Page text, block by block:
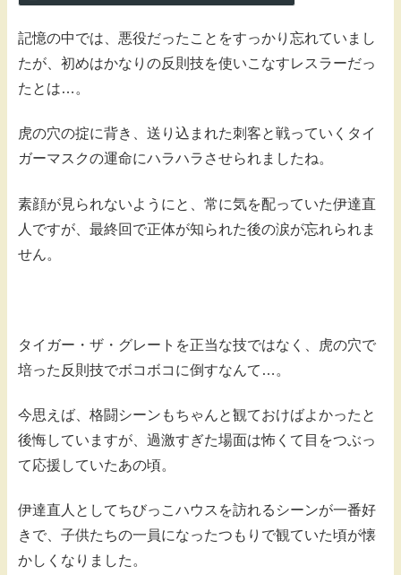
記憶の中では、悪役だったことをすっかり忘れていまし
たが、初めはかなりの反則技を使いこなすレスラーだっ
たとは…。
虎の穴の掟に背き、送り込まれた刺客と戦っていくタイ
ガーマスクの運命にハラハラさせられましたね。
素顔が見られないようにと、常に気を配っていた伊達直
人ですが、最終回で正体が知られた後の涙が忘れられま
せん。
タイガー・ザ・グレートを正当な技ではなく、虎の穴で
培った反則技でボコボコに倒すなんて…。
今思えば、格闘シーンもちゃんと観ておけばよかったと
後悔していますが、過激すぎた場面は怖くて目をつぶっ
て応援していたあの頃。
伊達直人としてちびっこハウスを訪れるシーンが一番好
きで、子供たちの一員になったつもりで観ていた頃が懐
かしくなりました。